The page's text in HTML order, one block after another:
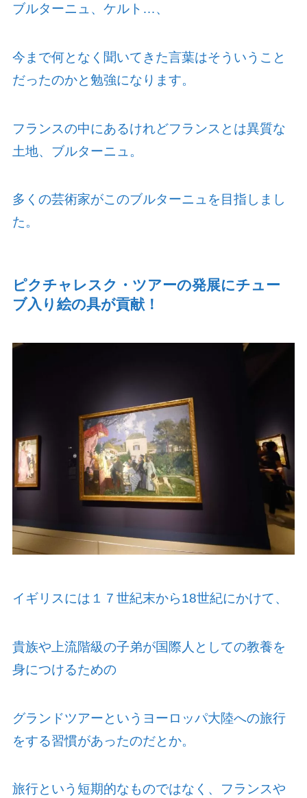
ブルターニュ、ケルト…、
今まで何となく聞いてきた言葉はそういうこと
だったのかと勉強になります。
フランスの中にあるけれどフランスとは異質な
土地、ブルターニュ。
多くの芸術家がこのブルターニュを目指しまし
た。
ピクチャレスク・ツアーの発展にチュー
ブ入り絵の具が貢献！
イギリスには１７世紀末から18世紀にかけて、
貴族や上流階級の子弟が国際人としての教養を
身につけるための
グランドツアーというヨーロッパ大陸への旅行
をする習慣があったのだとか。
旅行という短期的なものではなく、フランスや